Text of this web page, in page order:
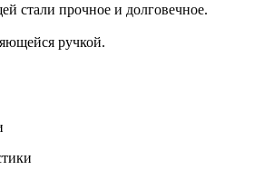
стали прочное и долговечное.
ручкой.